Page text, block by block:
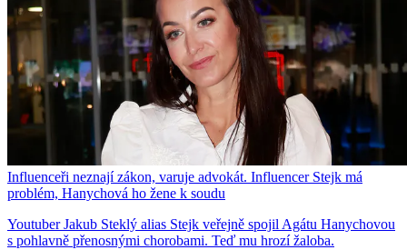
Influenceři neznají zákon, varuje advokát. Influencer Stejk má
problém, Hanychová ho žene k soudu
Youtuber Jakub Steklý alias Stejk veřejně spojil Agátu Hanychovou
s pohlavně přenosnými chorobami. Teď mu hrozí žaloba.